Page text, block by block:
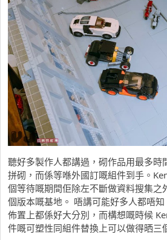
聽好多製作人都講過，砌作品用最多時
拼砌，而係等喺外國訂嘅組件到手。
個等待嘅期間佢除左不斷做資料搜集之
個版本嘅基地。 唔講可能好多人都唔
佈置上都係好大分別，而構想嘅時候
件嘅可塑性同組件替換上可以做得晒三